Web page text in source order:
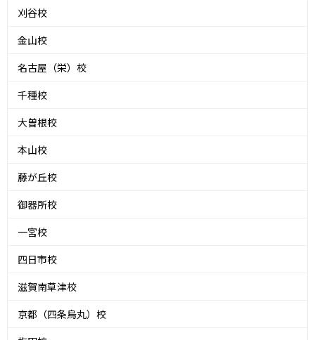
刈谷校
金山校
名古屋（栄）校
千種校
大曽根校
本山校
藤が丘校
御器所校
一宮校
四日市校
滋賀南草津校
京都（四条烏丸）校